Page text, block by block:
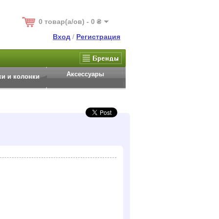
0 товар(а/ов) - 0 ₴
Вход / Регистрация
и колонки Аксессуары